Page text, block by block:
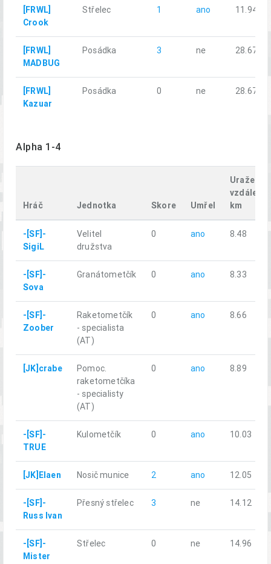
[FRWL]
Crook
Střelec 1 ano 11.94
[FRWL]
MADBUG
Posádka 3 ne 28.67
[FRWL]
Kazuar
Posádka 0 ne 28.67
Alpha 1-4
Hráč Jednotka Skore Umřel
Uražená
km
-[SF]-
SigiL
Velitel
družstva
0 ano 8.48
-[SF]-
Sova
Granátometčík 0 ano 8.33
-[SF]-
Zoober
Raketometčík
- specialista
(AT)
0 ano 8.66
[JK]crabe
Pomoc.
raketometčíka
- specialisty
(AT)
0 ano 8.89
-[SF]-
TRUE
Kulometčík 0 ano 10.03
[JK]Elaen Nosič munice 2 ano 12.05
-[SF]-
Russ Ivan
Přesný střelec 3 ne 14.12
-[SF]-
Mister
Střelec 0 ne 14.96